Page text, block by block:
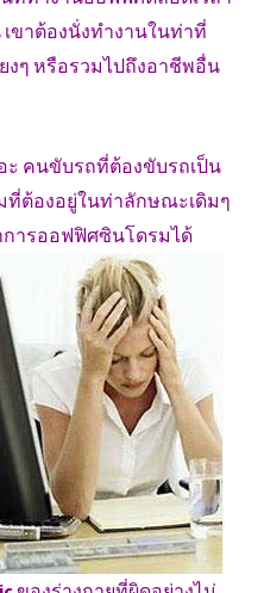
ขาต้องนั่งทำงานในท่าที่
งๆ หรือรวมไปถึงอาชีพอื่น
ะ คนขับรถที่ต้องขับรถเป็น
ที่ต้องอยู่ในท่าลักษณะเดิมๆ
การออฟฟิศซินโดรมได้